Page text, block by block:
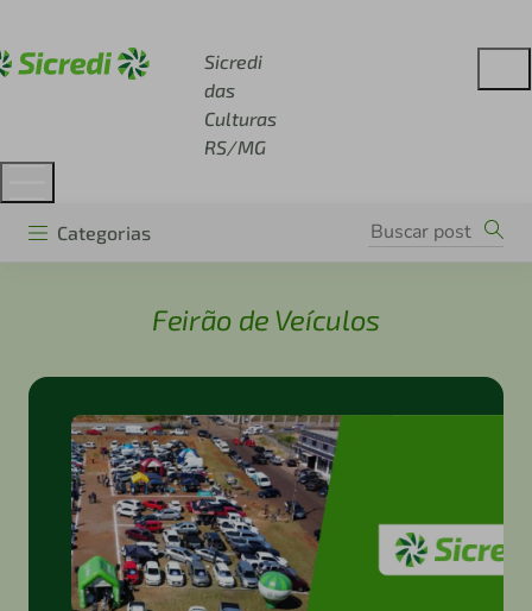
Sicredi
das
Culturas
RS/MG
Categorias
Feirão de Veículos